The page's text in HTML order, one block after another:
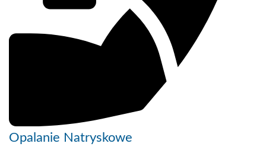
Opalanie Natryskowe